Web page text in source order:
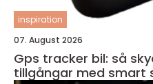
inspiration
07. August 2026
Gps tracker bil: så
tillgångar med smart